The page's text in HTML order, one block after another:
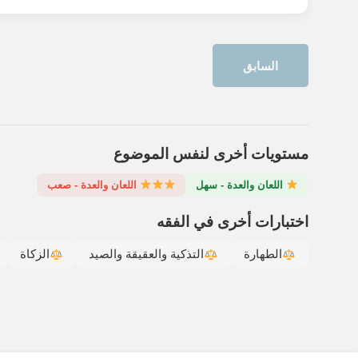
السابق
مستويات أخرى لنفس الموضوع
اللعان والعدة - سهل اللعان والعدة - صعب
اختبارات أخرى في الفقه
الطهارة التذكية والعقيقة والصيد الزكاة